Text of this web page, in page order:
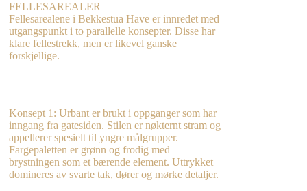
FELLESAREALER
Fellesarealene i Bekkestua Have er innredet med
utgangspunkt i to parallelle konsepter. Disse har
klare fellestrekk, men er likevel ganske
forskjellige.
Konsept 1: Urbant er brukt i oppganger som har
inngang fra gatesiden. Stilen er nøkternt stram og
appellerer spesielt til yngre målgrupper.
Fargepaletten er grønn og frodig med
brystningen som et bærende element. Uttrykket
domineres av svarte tak, dører og mørke detaljer.